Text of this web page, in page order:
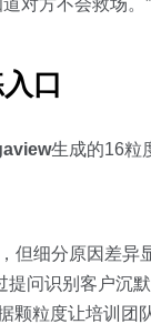
对方不会救场。”
口
生成的16粒
但细分原因差异
问识别客户沉
颗粒度让培训团